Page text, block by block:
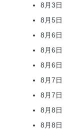
8月3日
8月5日
8月6日
8月6日
8月6日
8月7日
8月7日
8月8日
8月8日